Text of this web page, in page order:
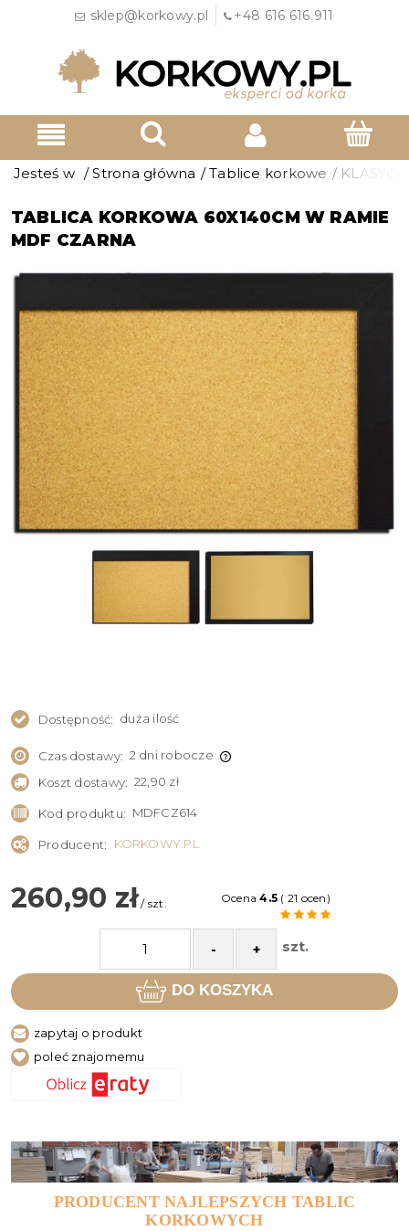
sklep@korkowy.pl +48 616 616 911
Jesteś w / Strona główna / Tablice korkowe /
TABLICA KORKOWA 60X140CM W RAMIE
MDF CZARNA
Dostępność: duża ilość
Czas dostawy: 2 dni robocze
Koszt dostawy: 22,90 zł
Kod produktu: MDFCZ614
Producent: KORKOWY.PL
260,90 zł/ szt. Ocena4.5 ( 21 ocen)
- + szt.
DO KOSZYKA
zapytaj o produkt
poleć znajomemu
PRODUCENT NAJLEPSZYCH TABLIC
KORKOWYCH